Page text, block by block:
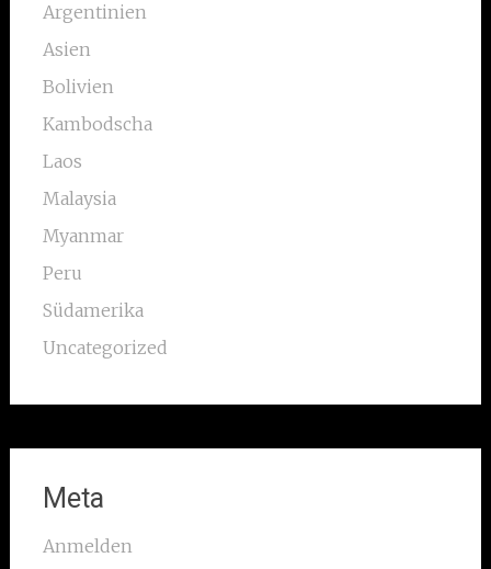
Argentinien
Asien
Bolivien
Kambodscha
Laos
Malaysia
Myanmar
Peru
Südamerika
Uncategorized
Meta
Anmelden